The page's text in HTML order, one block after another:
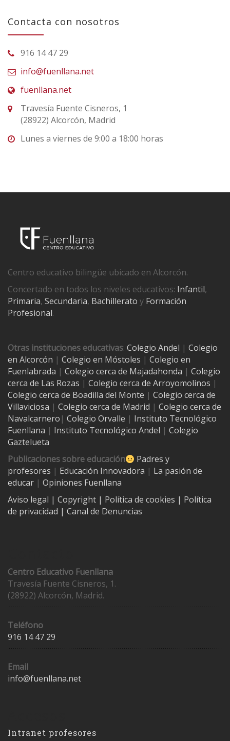
Contacta con nosotros
916 14 47 29
info@fuenllana.net
fuenllana.net
Travesía Fuente Cisneros, 1
(28922) Alcorcón, Madrid
Lunes a viernes de 9:00 a 18:00 horas
Centro educativo bilingüe ubicado en Alcorcón.
Concertado en todos los niveles educativos: Infantil,
Primaria, Secundaria, Bachillerato y Formación
Profesional.
Otras instituciones educativas: Colegio Andel | Colegio
en Alcorcón | Colegio en Móstoles | Colegio en
Fuenlabrada | Colegio cerca de Majadahonda | Colegio
cerca de Las Rozas | Colegio cerca de Arroyomolinos |
Colegio cerca de Boadilla del Monte | Colegio cerca de
Villaviciosa | Colegio cerca de Madrid | Colegio cerca de
Navalcarnero | Colegio Orvalle | Instituto Tecnológico
Fuenllana | Instituto Tecnológico Andel | Colegio
Gaztelueta
Publicaciones sobre educación
Padres y
profesores | Educación Innovadora | La pasión de
educar | Opiniones Fuenllana
Aviso legal | Copyright | Política de cookies | Política
de privacidad | Canal de Denuncias
Centro Educativo Fuenllana
Travesía Fuente Cisneros, 1.
(28922) Alcorcón, Madrid.
Teléfono
916 14 47 29
Email
info@fuenllana.net
Intranet profesores